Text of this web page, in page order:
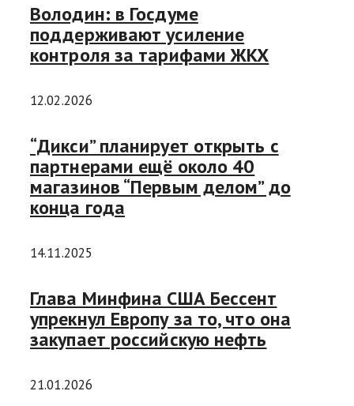
Володин: в Госдуме
поддерживают усиление
контроля за тарифами ЖКХ
12.02.2026
“Дикси” планирует открыть с
партнерами ещё около 40
магазинов “Первым делом” до
конца года
14.11.2025
Глава Минфина США Бессент
упрекнул Европу за то, что она
закупает российскую нефть
21.01.2026